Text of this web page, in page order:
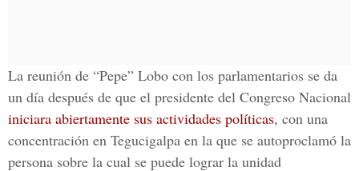
La reunión de “Pepe” Lobo con los parlamentarios se da
un día después de que el presidente del Congreso Nacional
iniciara abiertamente sus actividades políticas, con una
concentración en Tegucigalpa en la que se autoproclamó la
persona sobre la cual se puede lograr la unidad